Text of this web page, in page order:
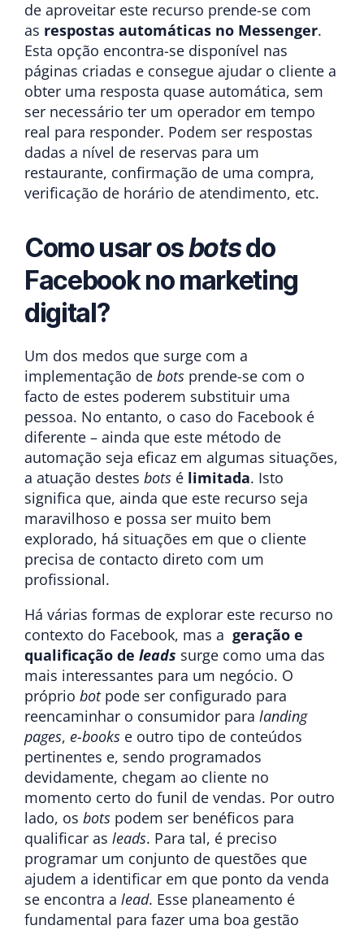
de aproveitar este recurso prende-se com
as respostas automáticas no Messenger.
Esta opção encontra-se disponível nas
páginas criadas e consegue ajudar o cliente a
obter uma resposta quase automática, sem
ser necessário ter um operador em tempo
real para responder. Podem ser respostas
dadas a nível de reservas para um
restaurante, confirmação de uma compra,
verificação de horário de atendimento, etc.
Como usar osbotsdo
Facebook no marketing
digital?
Um dos medos que surge com a
implementação de bots prende-se com o
facto de estes poderem substituir uma
pessoa. No entanto, o caso do Facebook é
diferente – ainda que este método de
automação seja eficaz em algumas situações,
a atuação destes bots é limitada. Isto
significa que, ainda que este recurso seja
maravilhoso e possa ser muito bem
explorado, há situações em que o cliente
precisa de contacto direto com um
profissional.
Há várias formas de explorar este recurso no
contexto do Facebook, mas a geração e
qualificação de leads surge como uma das
mais interessantes para um negócio. O
próprio botpode ser configurado para
reencaminhar o consumidor para landing
pages, e-books e outro tipo de conteúdos
pertinentes e, sendo programados
devidamente, chegam ao cliente no
momento certo do funil de vendas. Por outro
lado, os bots podem ser benéficos para
qualificar as leads. Para tal, é preciso
programar um conjunto de questões que
ajudem a identificar em que ponto da venda
se encontra a lead. Esse planeamento é
fundamental para fazer uma boa gestão